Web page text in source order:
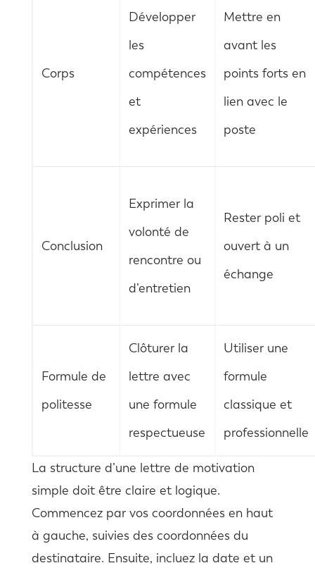
Corps
Développer
les
compétences
et
expériences
Mettre en
avant les
points forts en
lien avec le
poste
Conclusion
Exprimer la
volonté de
rencontre ou
d’entretien
Rester poli et
ouvert à un
échange
Formule de
politesse
Clôturer la
lettre avec
une formule
respectueuse
Utiliser une
formule
classique et
professionnelle
La structure d’une lettre de motivation
simple doit être claire et logique.
Commencez par vos coordonnées en haut
à gauche, suivies des coordonnées du
destinataire. Ensuite, incluez la date et un